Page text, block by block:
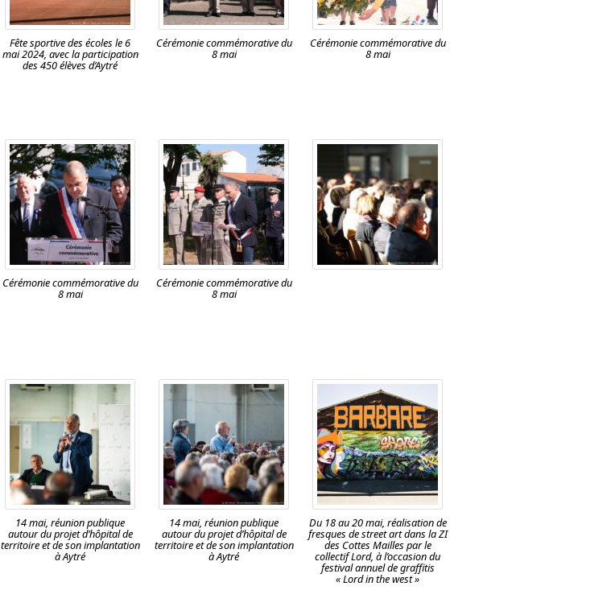
Fête sportive des écoles le 6
mai 2024, avec la participation
des 450 élèves d’Aytré
Cérémonie commémorative du
8 mai
Cérémonie commémorative du
8 mai
Cérémonie commémorative du
8 mai
Cérémonie commémorative du
8 mai
14 mai, réunion publique
autour du projet d’hôpital de
territoire et de son implantation
à Aytré
14 mai, réunion publique
autour du projet d’hôpital de
territoire et de son implantation
à Aytré
Du 18 au 20 mai, réalisation de
fresques de street art dans la ZI
des Cottes Mailles par le
collectif Lord, à l’occasion du
festival annuel de graffitis
« Lord in the west »